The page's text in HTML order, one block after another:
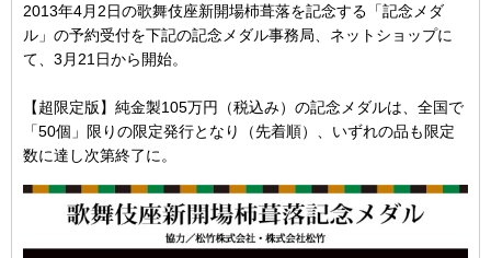
2013年4月2日の歌舞伎座新開場杮葺落を記念する「記念メダ
ル」の予約受付を下記の記念メダル事務局、ネットショップに
て、3月21日から開始。
【超限定版】純金製105万円（税込み）の記念メダルは、全国で
「50個」限りの限定発行となり（先着順）、いずれの品も限定
数に達し次第終了に。